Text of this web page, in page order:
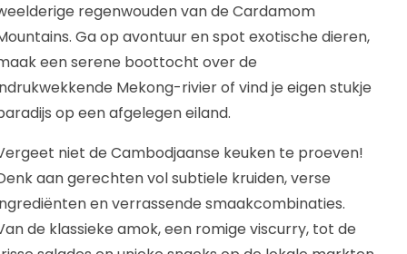
regenwouden van de Cardamom
Ga op avontuur en spot exotische dieren,
een serene boottocht over de
Mekong-rivier of vind je eigen stukje
op een afgelegen eiland.
niet de Cambodjaanse keuken te proeven!
aan gerechten vol subtiele kruiden, verse
en verrassende smaakcombinaties.
de klassieke amok, een romige viscurry, tot de